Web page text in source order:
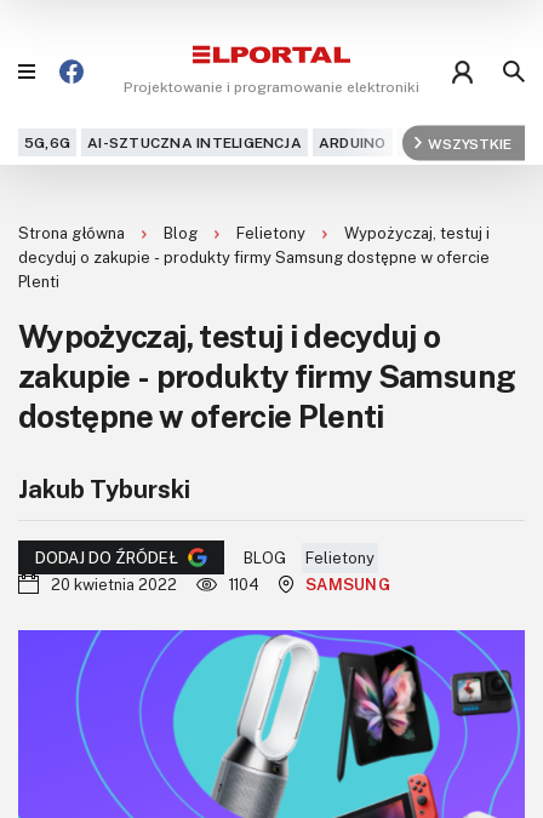
Projektowanie i programowanie elektroniki
5G,6G AI-SZTUCZNA INTELIGENCJA ARDUINO ARM AUDIO
WSZYSTKIE
Projekty
DIY+
Czytelnia
Dla Ciebie
KITy AVT
Newsletter
Magazyny
Archiwum
Strona główna Blog Felietony
Wypożyczaj, testuj i
decyduj o zakupie - produkty firmy Samsung dostępne w ofercie
Plenti
Wypożyczaj, testuj i decyduj o
zakupie - produkty firmy Samsung
dostępne w ofercie Plenti
Jakub Tyburski
DODAJ DO ŹRÓDEŁ BLOG
Felietony
20 kwietnia 2022
1104 SAMSUNG